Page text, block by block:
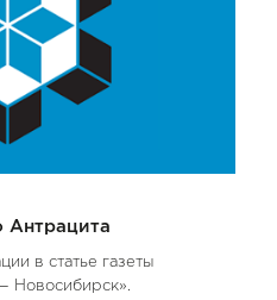
Антрацита
в статье газеты
Новосибирск».